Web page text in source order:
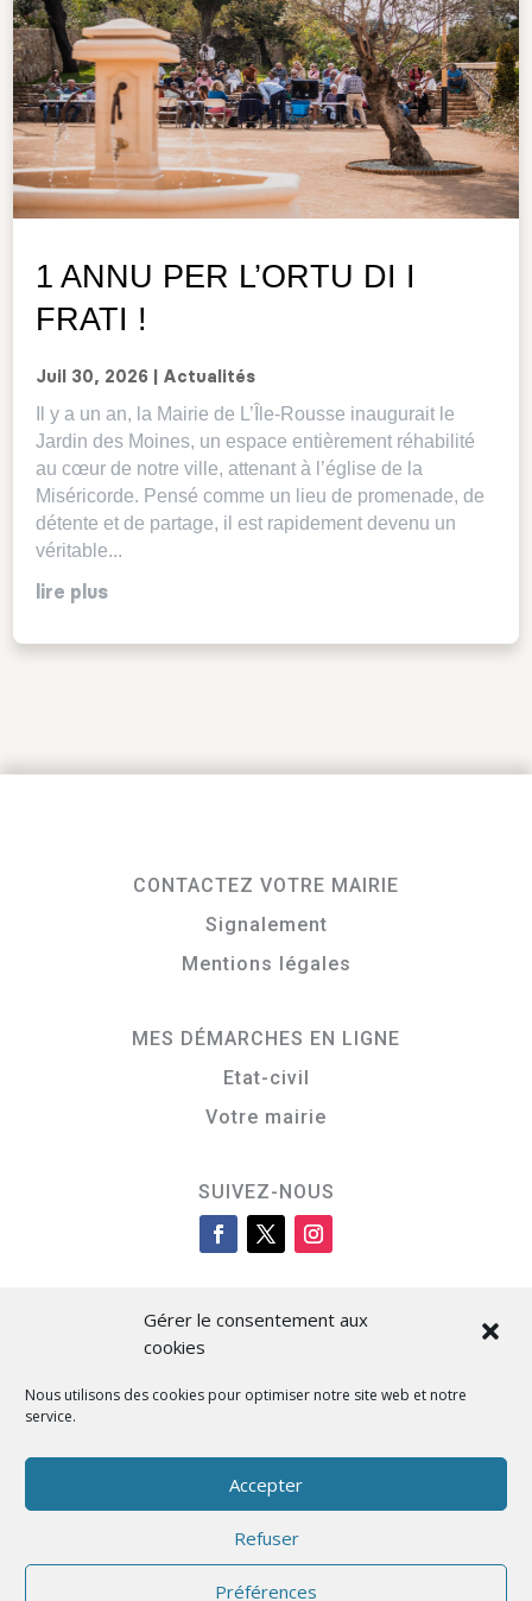
Gérer le consentement aux
cookies
Nous utilisons des cookies pour optimiser notre site web et notre
service.
Accepter
Refuser
Préférences
1 ANNU PER L’ORTU DI I
FRATI !
Juil 30, 2026 Actualités
Il y a un an, la Mairie de L’Île-Rousse inaugurait le
Jardin des Moines, un espace entièrement réhabilité
au cœur de notre ville, attenant à l’église de la
Miséricorde. Pensé comme un lieu de promenade, de
détente et de partage, il est rapidement devenu un
véritable...
lire plus
CONTACTEZ VOTRE MAIRIE
Signalement
Mentions légales
MES DÉMARCHES EN LIGNE
Etat-civil
Votre mairie
SUIVEZ-NOUS
Cità di L’Isula
Designed by BKM Web Consulting